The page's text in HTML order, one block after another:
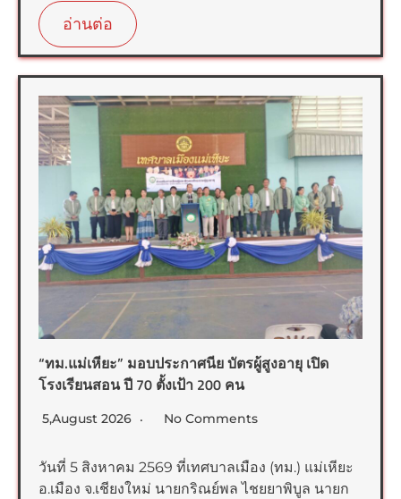
อ่านต่อ
“ทม.แม่เหียะ” มอบประกาศนีย บัตรผู้สูงอายุ เปิด
โรงเรียนสอน ปี 70 ตั้งเป้า 200 คน
5,August 2026 No Comments
วันที่ 5 สิงหาคม 2569 ที่เทศบาลเมือง (ทม.) แม่เหียะ
อ.เมือง จ.เชียงใหม่ นายกริณย์พล ไชยยาพิบูล นายก